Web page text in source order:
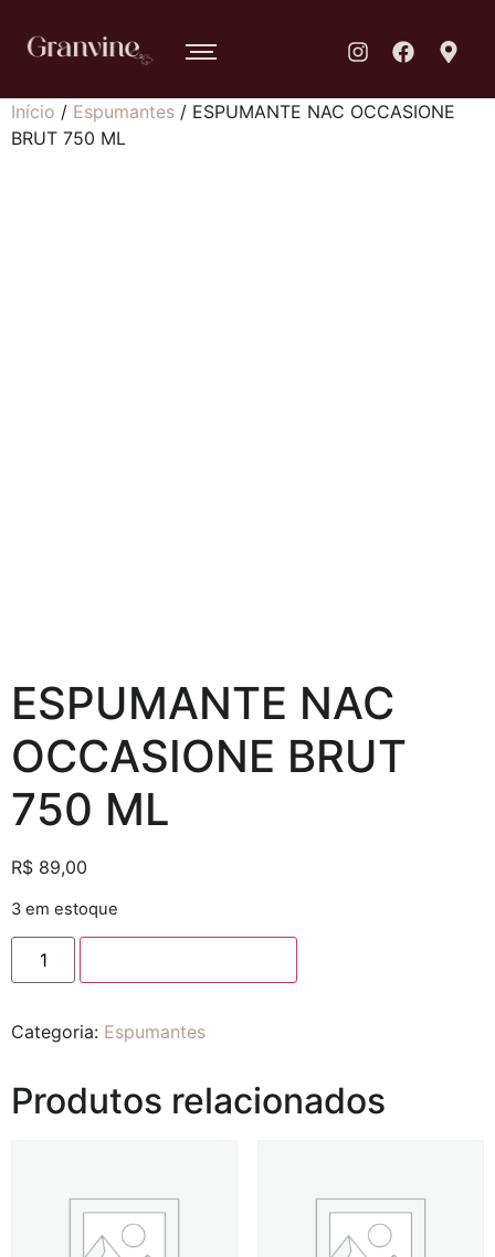
Início / Espumantes / ESPUMANTE NAC OCCASIONE
BRUT 750 ML
ESPUMANTE NAC
OCCASIONE BRUT
750 ML
R$ 89,00
3 em estoque
Categoria: Espumantes
Produtos relacionados